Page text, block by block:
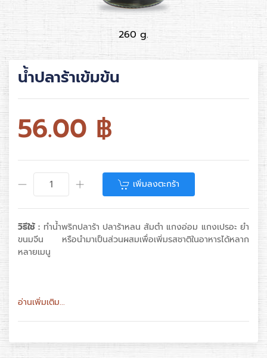
260 g.
น้ำปลาร้าเข้มข้น
56.00 ฿
เพิ่มลงตะกร้า
วิธีใช้ : ทำน้ำพริกปลาร้า ปลาร้าหลน ส้มตำ แกงอ่อม แกงเปรอะ ยำ
ขนมจีน หรือนำมาเป็นส่วนผสมเพื่อเพิ่มรสชาติในอาหารได้หลาก
หลายเมนู
อ่านเพิ่มเติม...